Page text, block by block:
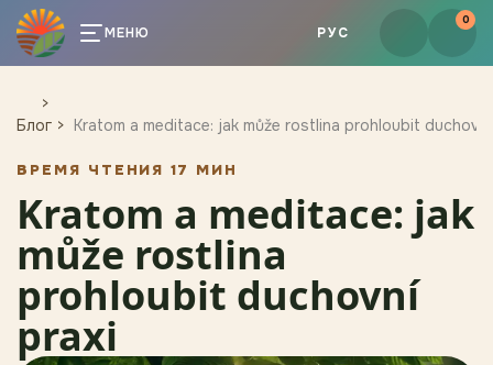
МЕНЮ РУС
0
Блог Kratom a meditace: jak může rostlina prohloubit
ВРЕМЯ ЧТЕНИЯ 17 МИН
Kratom a meditace: jak
může rostlina
prohloubit duchovní
praxi